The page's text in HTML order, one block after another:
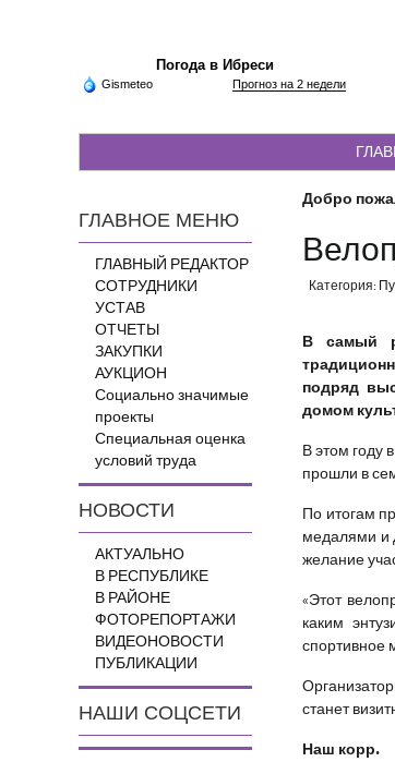
Погода в Ибреси
Gismeteo Прогноз на 2 недели
ГЛАВНОЕ МЕНЮ
ГЛАВНЫЙ РЕДАКТОР
СОТРУДНИКИ
УСТАВ
ОТЧЕТЫ
ЗАКУПКИ
АУКЦИОН
Социально значимые
проекты
Специальная оценка
условий труда
НОВОСТИ
АКТУАЛЬНО
В РЕСПУБЛИКЕ
В РАЙОНЕ
ФОТОРЕПОРТАЖИ
ВИДЕОНОВОСТИ
ПУБЛИКАЦИИ
НАШИ СОЦСЕТИ
Добро
Категория:
В самый
подряд
домом
В этом году
прошли в
По итогам
медалями и
желание
«Этот
каким
спортивное
станет
Наш корр.